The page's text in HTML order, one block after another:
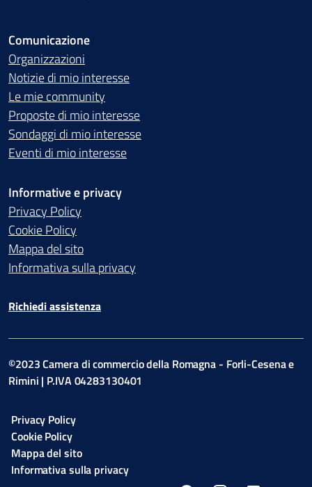
Comunicazione
Organizzazioni
Notizie di mio interesse
Le mie community
Proposte di mio interesse
Sondaggi di mio interesse
Eventi di mio interesse
Informative e privacy
Privacy Policy
Cookie Policy
Mappa del sito
Informativa sulla privacy
Richiedi assistenza
©2023 Camera di commercio della Romagna - Forli-Cesena e
Rimini | P.IVA 04283130401
Privacy Policy
Cookie Policy
Mappa del sito
Informativa sulla privacy